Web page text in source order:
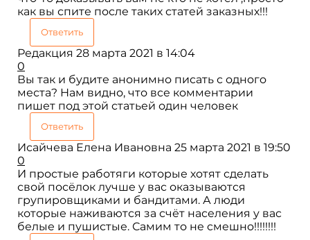
как вы спите после таких статей заказных!!!
Ответить
Редакция 28 марта 2021 в 14:04
0
Вы так и будите анонимно писать с одного
места? Нам видно, что все комментарии
пишет под этой статьей один человек
Ответить
Исайчева Елена Ивановна 25 марта 2021 в 19:50
0
И простые работяги которые хотят сделать
свой посёлок лучше у вас оказываются
групировщиками и бандитами. А люди
которые наживаются за счёт населения у вас
белые и пушистые. Самим то не смешно!!!!!!!!